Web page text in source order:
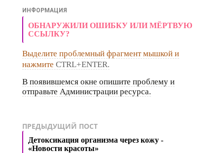
ИНФОРМАЦИЯ
ОБНАРУЖИЛИ ОШИБКУ ИЛИ МЁРТВУЮ
ССЫЛКУ?
Выделите проблемный фрагмент мышкой и
нажмите CTRL+ENTER.
В появившемся окне опишите проблему и
отправьте Администрации ресурса.
ПРЕДЫДУЩИЙ ПОСТ
Детоксикация организма через кожу -
«Новости красоты»